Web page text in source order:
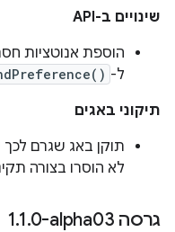
שינויים ב-API
ל-
תיקוני באגים
תוקן באג שגרם
לא הוסרו בצורה
גרסה ‎1 .1.0-alpha03